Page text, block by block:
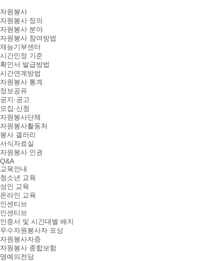
자원봉사
자원봉사 정의
자원봉사 분야
자원봉사 참여방법
재능기부센터
시간인정 기준
확인서 발급방법
시간연계방법
자원봉사 통계
정보공유
공지·공고
모집·신청
자원봉사단체
자원봉사활동처
봉사 갤러리
서식자료실
자원봉사 인권
Q&A
교육안내
청소년 교육
성인 교육
온라인 교육
인센티브
인센티브
인증서 및 시간대별 배지
우수자원봉사자 포상
자원봉사자증
자원봉사 종합보험
명예의전당